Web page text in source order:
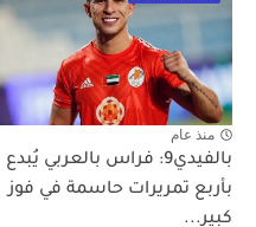
منذ عام
بالفيدي9: فراس بالعربي يُبدع
بأربع تمريرات حاسمة في فوز
كبير...